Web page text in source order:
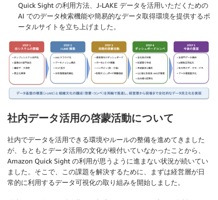
Quick Sight の利用方法、J-LAKE データを活用いただくための
AI でのデータ検索機能や簡易的なデータ取得環境を提供するポ
ータルサイトを立ち上げました。
社内データ活用の啓蒙活動について
社内でデータを活用できる環境やルールの整備を進めてきました
が、もともとデータ活用の文化が根付いていなかったことから、
Amazon Quick Sight の利用が思うように進まない状況が続いてい
ました。そこで、この課題を解決するために、まずは経営層が日
常的に利用するデータ可視化の取り組みを開始しました。